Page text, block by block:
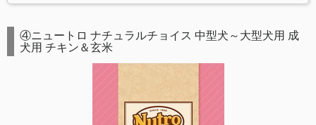
④ニュートロ ナチュラルチョイス 中型犬～大型犬用 成
犬用 チキン＆玄米